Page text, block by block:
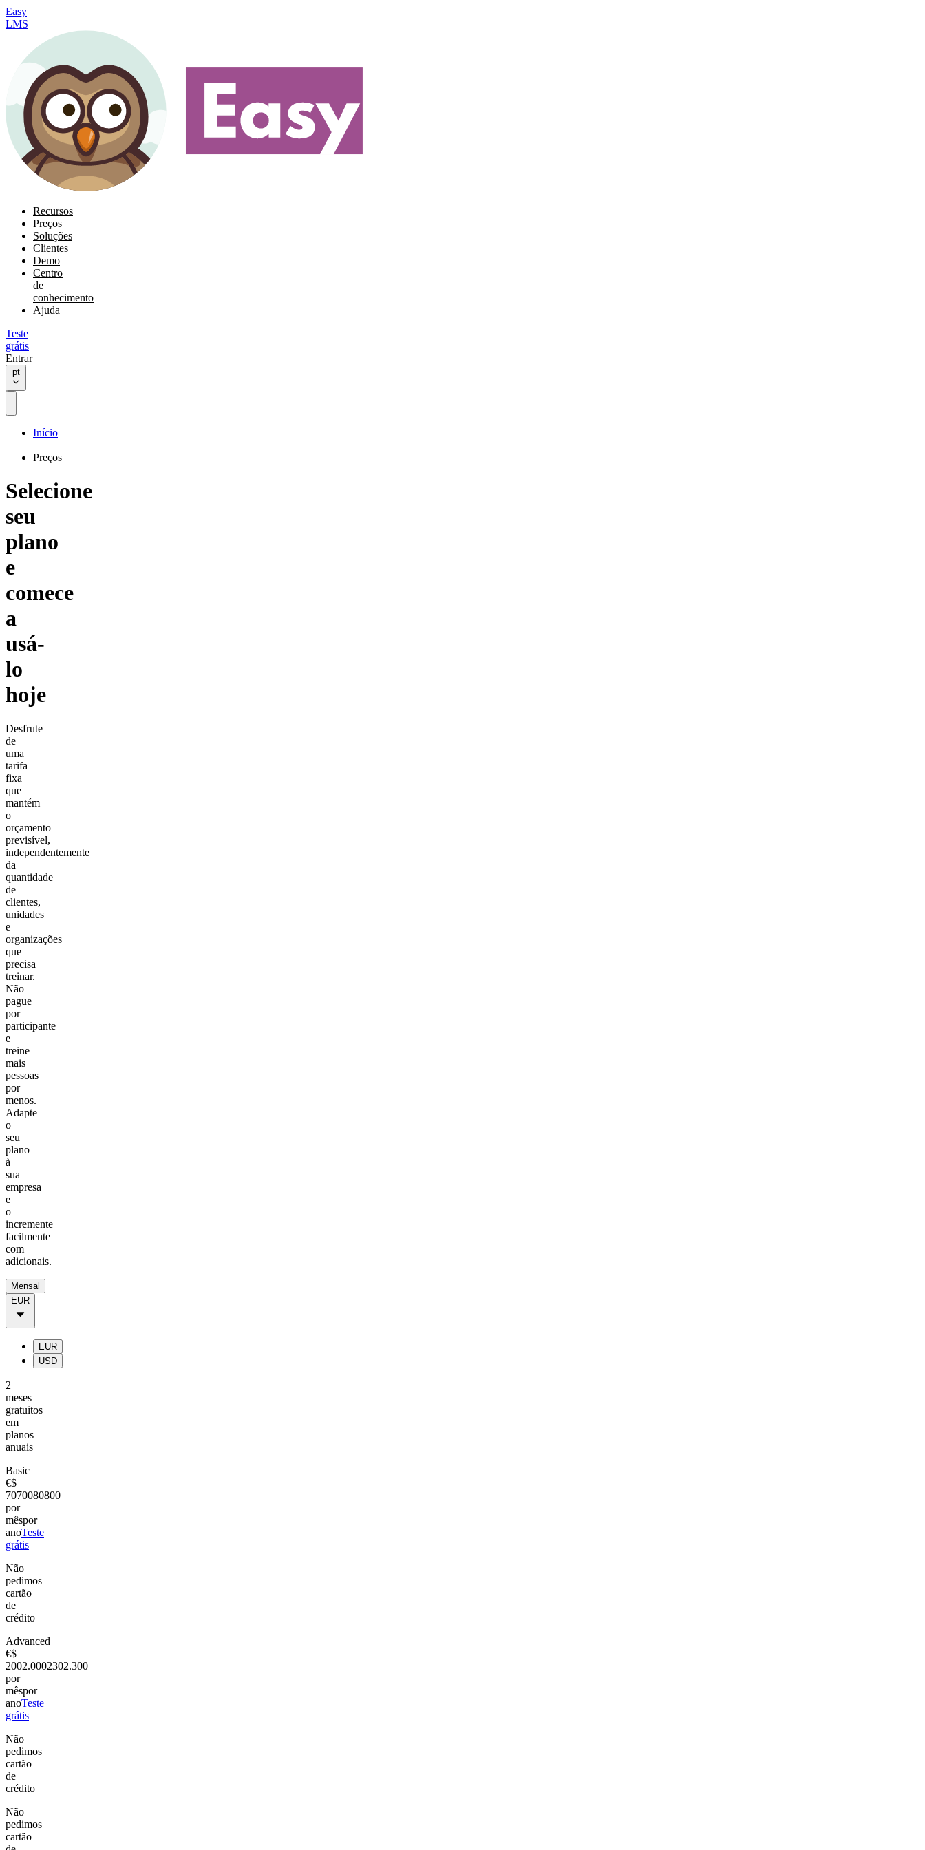
Easy
LMS
Recursos
Preços
Soluções
Clientes
Demo
Centro
de
conhecimento
Ajuda
Teste
grátis
Entrar
pt
Início
Preços
Selecione
seu
plano
e
comece
a
usá-
lo
hoje
Desfrute
de
uma
tarifa
fixa
que
mantém
o
orçamento
previsível,
independentemente
da
quantidade
de
clientes,
unidades
e
organizações
que
precisa
treinar.
Não
pague
por
participante
e
treine
mais
pessoas
por
menos.
Adapte
o
seu
plano
à
sua
empresa
e
o
incremente
facilmente
com
adicionais.
Mensal
EUR
EUR
USD
2
meses
gratuitos
em
planos
anuais
Basic
€$
7070080800
por
mêspor
anoTeste
grátis
Não
pedimos
cartão
de
crédito
Advanced
€$
2002.0002302.300
por
mêspor
anoTeste
grátis
Não
pedimos
cartão
de
crédito
Não
pedimos
cartão